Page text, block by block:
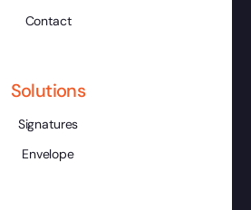
Contact
Solutions
Signatures
Envelope